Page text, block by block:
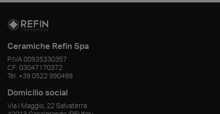
Ceramiche Refin Spa
P.IVA00935330357
CF: 03047170372
Tel. +39 0522 990499
Domicilio social
Via I Maggio, 22 Salvaterra